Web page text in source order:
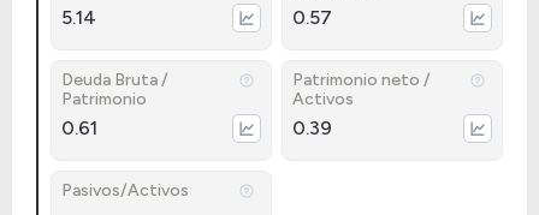
5.14 0.57
Deuda Bruta /
Patrimonio
0.61
Patrimonio neto /
Activos
0.39
Pasivos/Activos